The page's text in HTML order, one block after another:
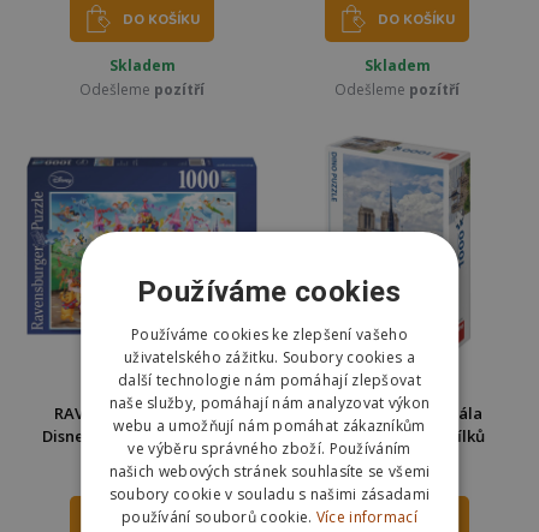
DO KOŠÍKU
Skladem
Odešleme pozítří
DO KOŠÍKU
Skladem
Odešleme pozítří
RAVENSBURGER Puzzle
Disney karneval 1000 dílků
289 Kč 359 Kč
DO KOŠÍKU
Dino Puzzle Katedrála
Notre-Dame 1000 dílků
253 Kč 350 Kč
DO KOŠÍKU
Používáme cookies
Používáme cookies ke zlepšení vašeho
uživatelského zážitku. Soubory cookies a
další technologie nám pomáhají zlepšovat
naše služby, pomáhají nám analyzovat výkon
webu a umožňují nám pomáhat zákazníkům
ve výběru správného zboží. Používáním
našich webových stránek souhlasíte se všemi
soubory cookie v souladu s našimi zásadami
používání souborů cookie. Více informací